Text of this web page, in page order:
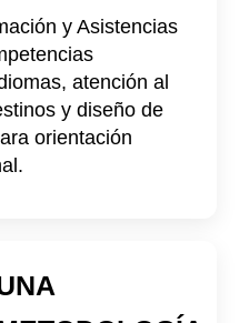
y Asistencias
atención al
y diseño de
orientación